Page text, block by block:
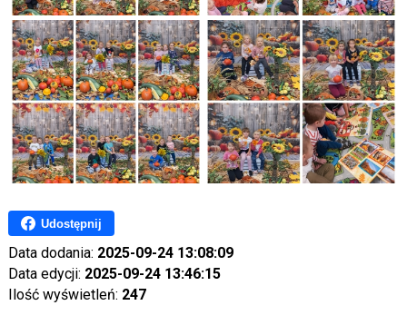
Udostępnij
Data dodania: 2025-09-24 13:08:09
Data edycji: 2025-09-24 13:46:15
Ilość wyświetleń: 247